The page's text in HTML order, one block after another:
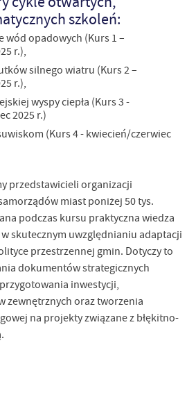
szkoleń:
wód opadowych (Kurs 1 –
r.),
silnego wiatru (Kurs 2 –
r.),
wyspy ciepła (Kurs 3 -
2025 r.)
(Kurs 4 - kwiecień/czerwiec
przedstawicieli organizacji
miast poniżej 50 tys.
podczas kursu praktyczna wiedza
skutecznym uwzględnianiu adaptacji
przestrzennej gmin. Dotyczy to
dokumentów strategicznych
inwestycji,
zewnętrznych oraz tworzenia
na projekty związane z błękitno-